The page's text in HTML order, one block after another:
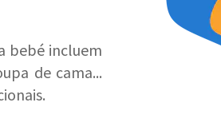
bebé incluem
de cama...